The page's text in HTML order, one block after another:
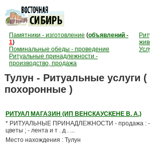
Памятники - изготовление (объявлений -
1)
Поминальные обеды - проведение
Ритуальные принадлежности -
производство, продажа
Тулун - Ритуальные услуги (
похоронные )
РИТУАЛ МАГАЗИН (ИП ВЕНСКАУСКЕНЕ В. А.)
* РИТУАЛЬНЫЕ ПРИНАДЛЕЖНОСТИ - продажа : -
цветы ; - лента и т . д . ...
Место нахождения : Тулун